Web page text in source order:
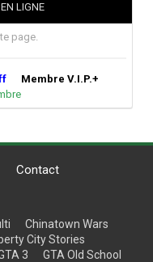
LIGNE
page.
Membre V.I.P.+
Contact
Chinatown Wars
City Stories
3
GTA Old School